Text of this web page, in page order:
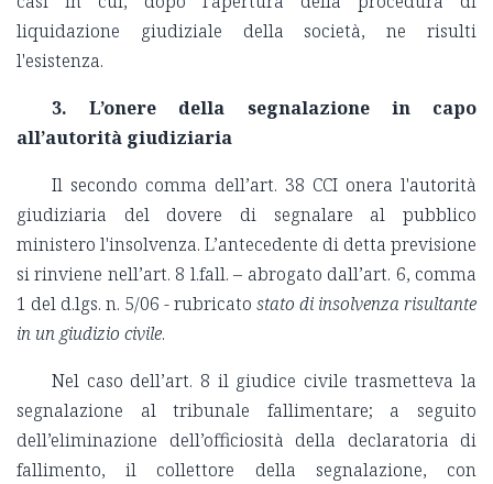
liquidazione giudiziale della società, ne risulti
l'esistenza.
3. L’onere della segnalazione in capo
all’autorità giudiziaria
Il secondo comma dell’art. 38 CCI onera l'autorità
giudiziaria del dovere di segnalare al pubblico
ministero l'insolvenza. L’antecedente di detta previsione
si rinviene nell’art. 8 l.fall. – abrogato dall’art. 6, comma
1 del d.lgs. n. 5/06 - rubricato stato di insolvenza risultante
in un giudizio civile.
Nel caso dell’art. 8 il giudice civile trasmetteva la
segnalazione al tribunale fallimentare; a seguito
dell’eliminazione dell’officiosità della declaratoria di
fallimento, il collettore della segnalazione, con